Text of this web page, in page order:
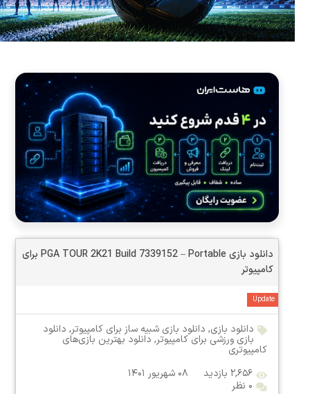
دانلود بازی PGA TOUR 2K21 Build 7339152 – Portable برای
کامپیوتر
Update
دانلود بازی, دانلود بازی شبیه ساز برای کامپیوتر, دانلود
بازی ورزشی برای کامپیوتر, دانلود بهترین بازی‌های
کامپیوتری
۲,۶۵۶ بازدید
۰۸ شهریور ۱۴۰۱
۰ نظر